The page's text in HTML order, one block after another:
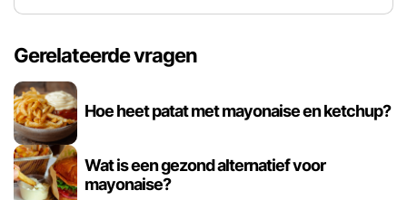
Gerelateerde vragen
Hoe heet patat met mayonaise en ketchup?
Wat is een gezond alternatief voor
mayonaise?